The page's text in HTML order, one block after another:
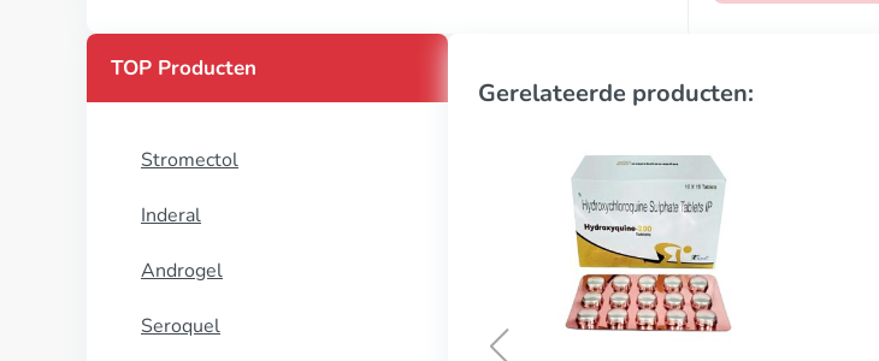
TOP Producten
Stromectol
Inderal
Androgel
Seroquel
Gerelateerde producten: